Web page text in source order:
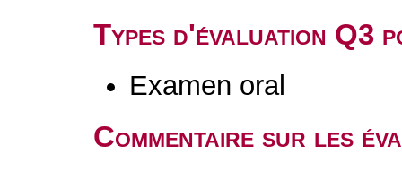
Types d'évaluation Q3
Examen oral
Commentaire sur les